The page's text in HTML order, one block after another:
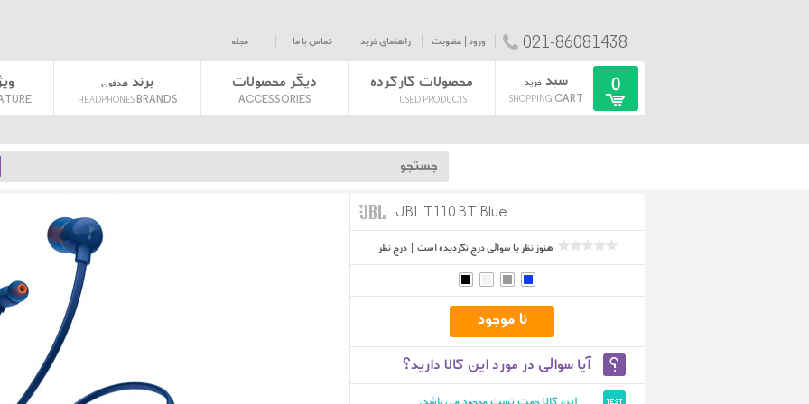
021-86081438 ورود | عضویت راهنمای خرید تماس با ما مجله
برند هدفون
HEADPHONES BRANDS
دیگر محصولات
ACCESSORIES
محصولات کارکرده
USED PRODUCTS
سبد خرید
SHOPPING CART
0
JBL T110 BT Blue
هنوز نظر یا سوالی درج نگردیده است |درج نظر
آیا سوالی در مورد این کالا دارید؟